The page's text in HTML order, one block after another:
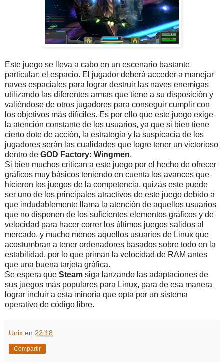
Este juego se lleva a cabo en un escenario bastante
particular: el espacio. El jugador deberá acceder a manejar
naves espaciales para lograr destruir las naves enemigas
utilizando las diferentes armas que tiene a su disposición y
valiéndose de otros jugadores para conseguir cumplir con
los objetivos más difíciles. Es por ello que este juego exige
la atención constante de los usuarios, ya que si bien tiene
cierto dote de acción, la estrategia y la suspicacia de los
jugadores serán las cualidades que logre tener un victorioso
dentro de GOD Factory: Wingmen.
Si bien muchos critican a este juego por el hecho de ofrecer
gráficos muy básicos teniendo en cuenta los avances que
hicieron los juegos de la competencia, quizás este puede
ser uno de los principales atractivos de este juego debido a
que indudablemente llama la atención de aquellos usuarios
que no disponen de los suficientes elementos gráficos y de
velocidad para hacer correr los últimos juegos salidos al
mercado, y mucho menos aquellos usuarios de Linux que
acostumbran a tener ordenadores basados sobre todo en la
estabilidad, por lo que priman la velocidad de RAM antes
que una buena tarjeta gráfica.
Se espera que Steam siga lanzando las adaptaciones de
sus juegos más populares para Linux, para de esa manera
lograr incluir a esta minoría que opta por un sistema
operativo de código libre.
Unix en 22:18
Compartir